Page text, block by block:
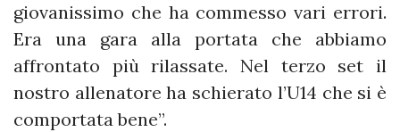
giovanissimo che ha commesso vari errori.
Era una gara alla portata che abbiamo
affrontato più rilassate. Nel terzo set il
nostro allenatore ha schierato l’U14 che si è
comportata bene”.